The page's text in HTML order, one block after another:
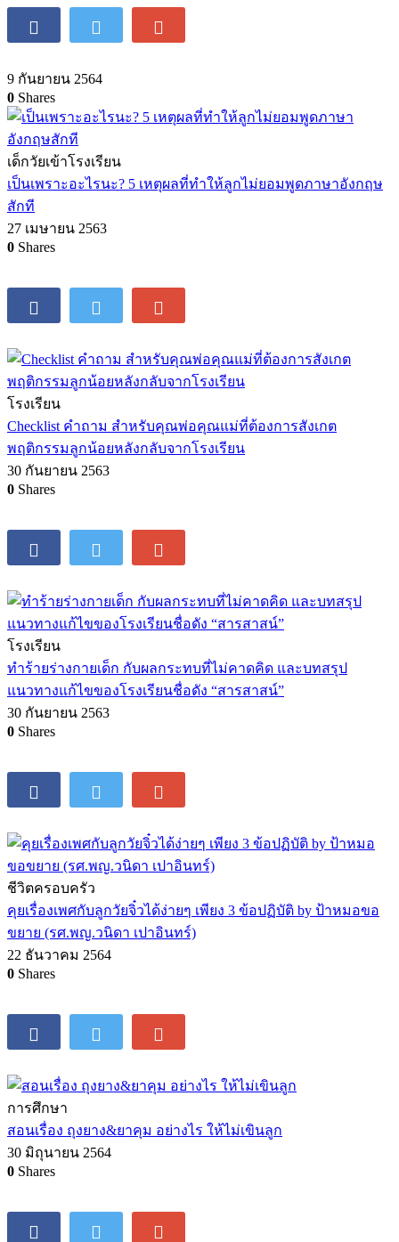
9 กันยายน 2564
0 Shares
เด็กวัยเข้าโรงเรียน
เป็นเพราะอะไรนะ? 5 เหตุผลที่ทำให้ลูกไม่ยอมพูดภาษาอังกฤษ
สักที
27 เมษายน 2563
0 Shares
โรงเรียน
Checklist คำถาม สำหรับคุณพ่อคุณแม่ที่ต้องการสังเกต
พฤติกรรมลูกน้อยหลังกลับจากโรงเรียน
30 กันยายน 2563
0 Shares
โรงเรียน
ทำร้ายร่างกายเด็ก กับผลกระทบที่ไม่คาดคิด และบทสรุป
แนวทางแก้ไขของโรงเรียนชื่อดัง “สารสาสน์”
30 กันยายน 2563
0 Shares
ชีวิตครอบครัว
คุยเรื่องเพศกับลูกวัยจิ๋วได้ง่ายๆ เพียง 3 ข้อปฏิบัติ by ป้าหมอขอ
ขยาย (รศ.พญ.วนิดา เปาอินทร์)
22 ธันวาคม 2564
0 Shares
การศึกษา
สอนเรื่อง ถุงยาง&ยาคุม อย่างไร ให้ไม่เขินลูก
30 มิถุนายน 2564
0 Shares